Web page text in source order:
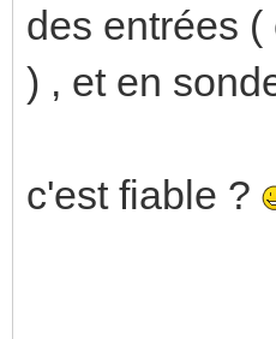
des entrées
) , et en
c'est fiable ?